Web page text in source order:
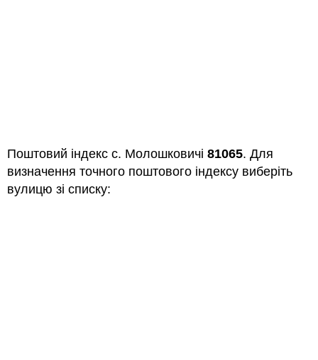
Поштовий індекс с. Молошковичі 81065. Для
визначення точного поштового індексу виберіть
вулицю зі списку: